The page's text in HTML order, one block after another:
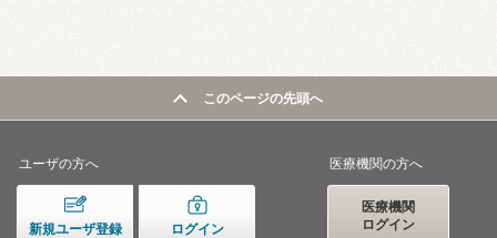
このページの先頭へ
ユーザの方へ
新規ユーザ登録 ログイン
医療機関の方へ
医療機関
ログイン